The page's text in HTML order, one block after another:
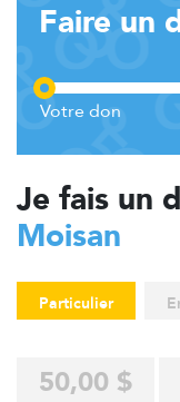
Faire un
Je fais un
Moisan
Particulier
50,00 $